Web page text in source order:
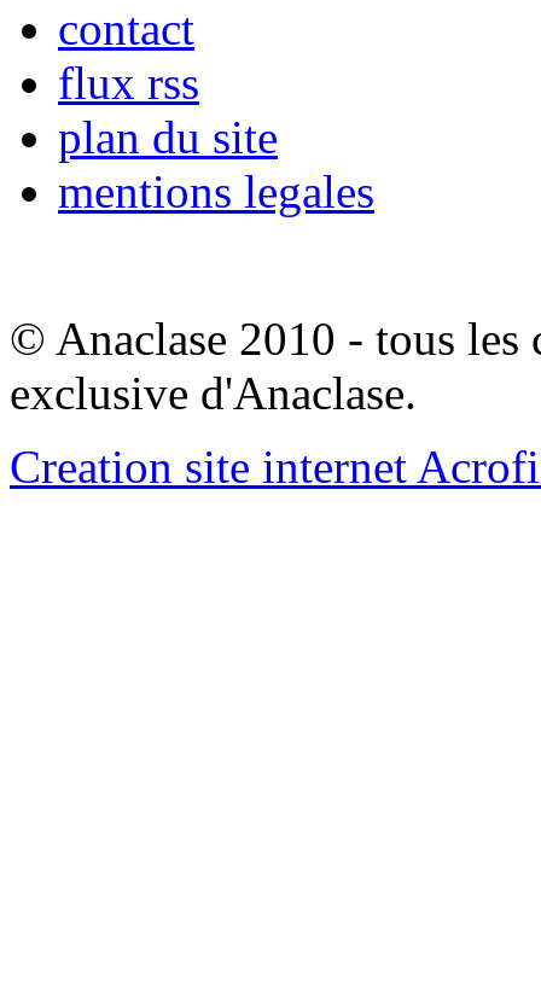
contact
flux rss
plan du site
mentions legales
© Anaclase 2010 - tous les
exclusive d'Anaclase.
Creation site internet